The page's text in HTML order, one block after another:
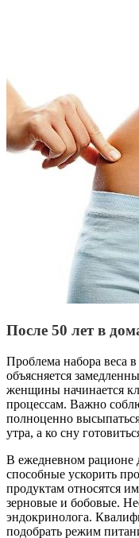
После 50 лет в
Проблема набора веса в
объясняется
женщины начинается
процессам. Важно
полноценно
утра, а ко сну
В ежедневном рационе
способные ускорить
продуктам относятся
зерновые и бобовые.
эндокринолога.
подобрать режим